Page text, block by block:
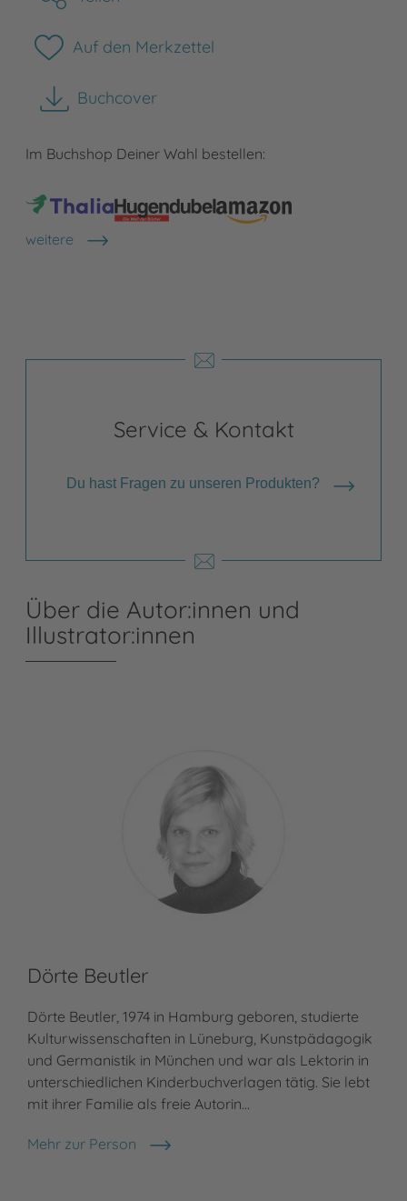
Auf den Merkzettel
Buchcover
herunterladen
Im Buchshop Deiner Wahl bestellen:
weitere
Shops anzeigen
Service & Kontakt
Du hast Fragen zu unseren Produkten?
Über die Autor:innen und
Illustrator:innen
Dörte Beutler
Dörte Beutler, 1974 in Hamburg geboren, studierte
Kulturwissenschaften in Lüneburg, Kunstpädagogik
und Germanistik in München und war als Lektorin in
unterschiedlichen Kinderbuchverlagen tätig. Sie lebt
mit ihrer Familie als freie Autorin…
Mehr zur Person
Dörte Beutler